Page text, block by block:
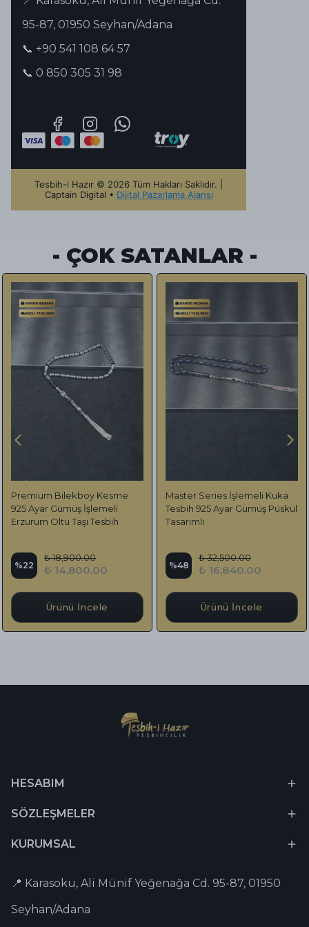
95-87, 01950 Seyhan/Adana
📞 +90 541 108 64 57
📞 0 850 305 31 98
Tesbih-i Hazır © 2026 Tüm Hakları Saklıdır. |
Captain Digital • Dijital Pazarlama Ajansı
- ÇOK SATANLAR -
Premium Bilekboy Kesme
925 Ayar Gümüş İşlemeli
Erzurum Oltu Taşı Tesbih
%22
₺ 18,900.00
₺ 14,800.00
Ürünü İncele
Master Series İşlemeli Kuka
Tesbih 925 Ayar Gümüş Püskül
Tasarımlı
%48
₺ 32,500.00
₺ 16,840.00
Ürünü İncele
HESABIM
SÖZLEŞMELER
KURUMSAL
📍 Karasoku, Ali Münif Yeğenağa Cd. 95-87, 01950
Seyhan/Adana